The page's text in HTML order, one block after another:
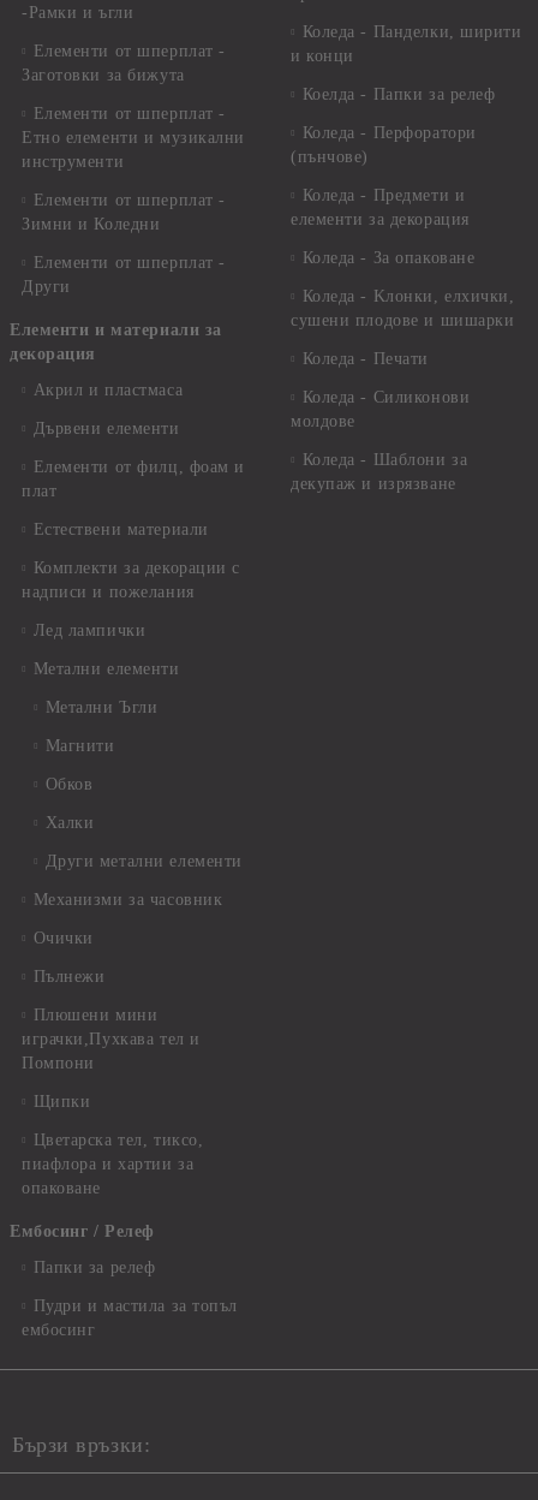
-Рамки и ъгли
Елементи от шперплат -
Заготовки за бижута
Елементи от шперплат -
Етно елементи и музикални
инструменти
Елементи от шперплат -
Зимни и Коледни
Елементи от шперплат -
Други
Елементи и материали за
декорация
Акрил и пластмаса
Дървени елементи
Елементи от филц, фоам и
плат
Естествени материали
Комплекти за декорации с
надписи и пожелания
Лед лампички
Метални елементи
Метални Ъгли
Магнити
Обков
Халки
Други метални елементи
Механизми за часовник
Очички
Пълнежи
Плюшени мини
играчки,Пухкава тел и
Помпони
Щипки
Цветарска тел, тиксо,
пиафлора и хартии за
опаковане
Ембосинг / Релеф
Папки за релеф
Пудри и мастила за топъл
ембосинг
Коледа - Панделки, ширити
и конци
Коелда - Папки за релеф
Коледа - Перфоратори
(пънчове)
Коледа - Предмети и
елементи за декорация
Коледа - За опаковане
Коледа - Kлонки, елхички,
сушени плодове и шишарки
Коледа - Печати
Коледа - Силиконови
молдове
Коледа - Шаблони за
декупаж и изрязване
Бързи връзки: